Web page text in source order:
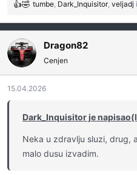
R
a
g
o
v
a
n
tumbe Dark_Inquisitor, veljadj
Dragon82
Cenjen
15.04.2026
Dark_Inquisitor je
Neka u zdravlju sluzi, drug,
malo dusu izvadim.